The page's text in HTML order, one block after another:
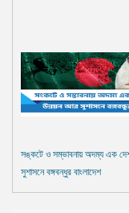
সঙ্কটে ও সম্ভাবনায় অদম্য এক
সুশাসনে বঙ্গবন্ধুর বাংলাদেশ